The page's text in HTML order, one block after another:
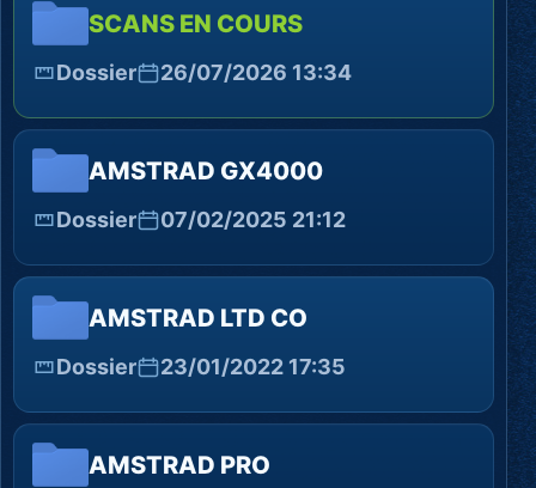
SCANS EN COURS
Dossier 26/07/2026 13:34
AMSTRAD GX4000
Dossier 07/02/2025 21:12
AMSTRAD LTD CO
Dossier 23/01/2022 17:35
AMSTRAD PRO